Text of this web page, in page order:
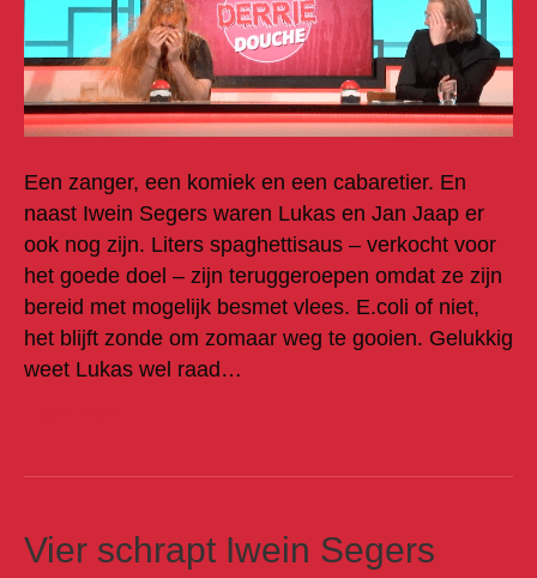
Een zanger, een komiek en een cabaretier. En
naast Iwein Segers waren Lukas en Jan Jaap er
ook nog zijn. Liters spaghettisaus – verkocht voor
het goede doel – zijn teruggeroepen omdat ze zijn
bereid met mogelijk besmet vlees. E.coli of niet,
het blijft zonde om zomaar weg te gooien. Gelukkig
weet Lukas wel raad…
Vier schrapt Iwein Segers